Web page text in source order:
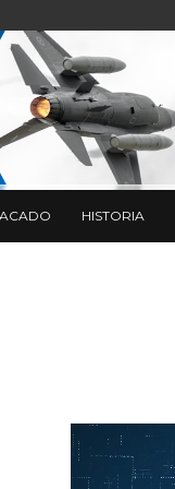
HISTORIA